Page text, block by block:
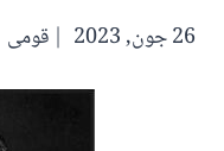
26 جون, 2023 قومی